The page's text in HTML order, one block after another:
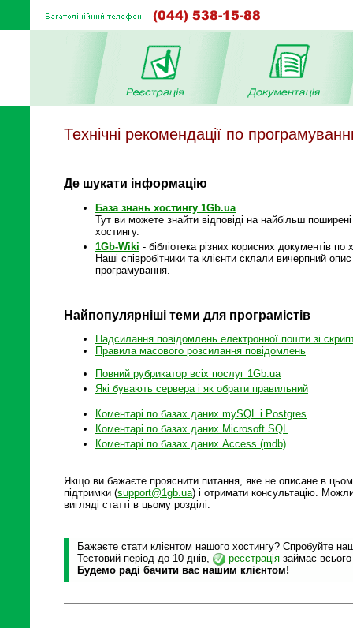
Технічні рекомендації по
Де шукати інформацію
База знань хостингу 1Gb.ua
Тут ви можете знайти відповіді на найбільш
хостингу.
1Gb-Wiki - бібліотека різних корисних документів по
Наші співробітники та клієнти склали вичерпний
програмування.
Найпопулярніші теми для програмістів
Надсилання повідомлень електронної пошти зі
Правила масового розсилання повідомлень
Повний рубрикатор всіх послуг 1Gb.ua
Які бувають сервера і як обрати правильний
Коментарі по базах даних mySQL і Postgres
Коментарі по базах даних Microsoft SQL
Коментарі по базах даних Access (mdb)
Якщо ви бажаєте прояснити питання, яке не описане в
підтримки (support@1gb.ua) і отримати консультацію.
вигляді статті в цьому розділі.
Бажаєте стати клієнтом нашого хостингу? Спробуйте
Тестовий період до 10 днів,
реєстрація займає
Будемо раді бачити вас нашим клієнтом!